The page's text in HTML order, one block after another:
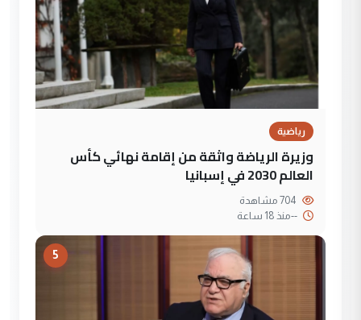
رياضية
وزيرة الرياضة واثقة من إقامة نهائي كأس
العالم 2030 في إسبانيا
--منذ 18 ساعة
5